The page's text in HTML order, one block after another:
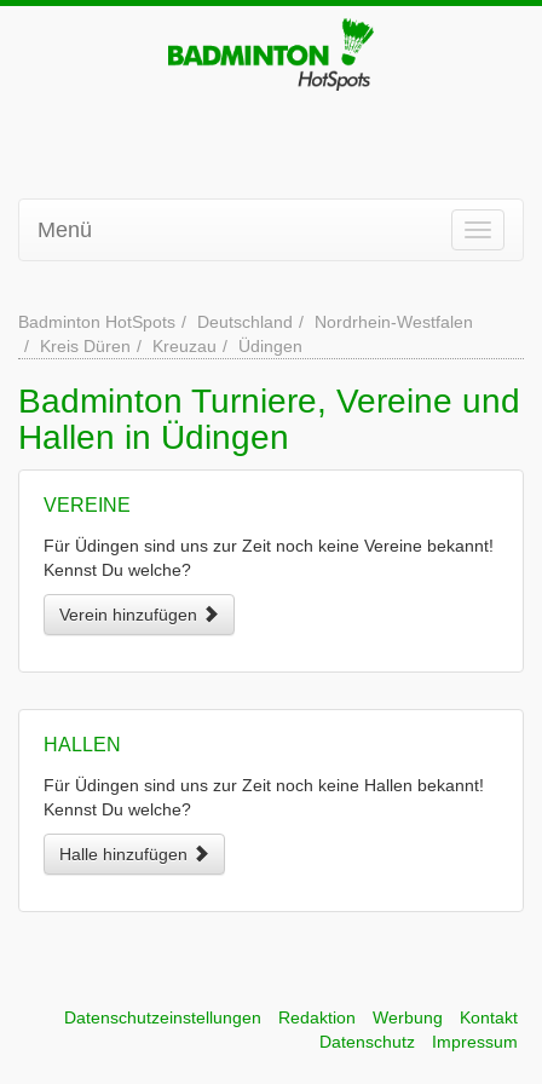
Menü
Badminton HotSpots Deutschland
Nordrhein-Westfalen
Kreis Düren
Kreuzau Üdingen
Badminton Turniere, Vereine und
Hallen in Üdingen
VEREINE
Für Üdingen sind uns zur Zeit noch keine Vereine bekannt!
Kennst Du welche?
Verein hinzufügen
HALLEN
Für Üdingen sind uns zur Zeit noch keine Hallen bekannt!
Kennst Du welche?
Halle hinzufügen
Datenschutzeinstellungen Redaktion Werbung
Kontakt
Datenschutz
Impressum